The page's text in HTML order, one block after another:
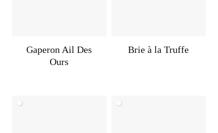
Gaperon Ail Des
Ours
Brie à la Truffe